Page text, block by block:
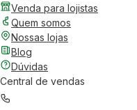
Venda para lojistas
Quem somos
Nossas lojas
Blog
Dúvidas
Central de vendas